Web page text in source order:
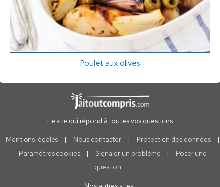
Poulet aux olives
Le site qui répond à toutes vos questions
Mentions légales | Nous contacter | Protection des données
|
Paramètres cookies
| Signaler un problème |
Poser une
question